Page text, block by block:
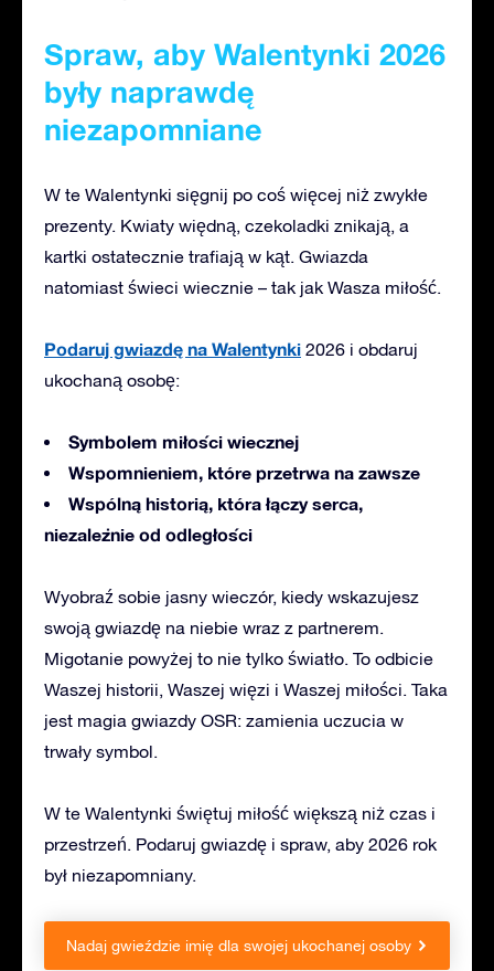
Spraw, aby Walentynki 2026
były naprawdę
niezapomniane
W te Walentynki sięgnij po coś więcej niż zwykłe
prezenty. Kwiaty więdną, czekoladki znikają, a
kartki ostatecznie trafiają w kąt. Gwiazda
natomiast świeci wiecznie – tak jak Wasza miłość.
Podaruj gwiazdę na Walentynki 2026 i obdaruj
ukochaną osobę:
Symbolem miłości wiecznej
Wspomnieniem, które przetrwa na zawsze
Wspólną historią, która łączy serca,
niezależnie od odległości
Wyobraź sobie jasny wieczór, kiedy wskazujesz
swoją gwiazdę na niebie wraz z partnerem.
Migotanie powyżej to nie tylko światło. To odbicie
Waszej historii, Waszej więzi i Waszej miłości. Taka
jest magia gwiazdy OSR: zamienia uczucia w
trwały symbol.
W te Walentynki świętuj miłość większą niż czas i
przestrzeń. Podaruj gwiazdę i spraw, aby 2026 rok
był niezapomniany.
Nadaj gwieździe imię dla swojej ukochanej osoby